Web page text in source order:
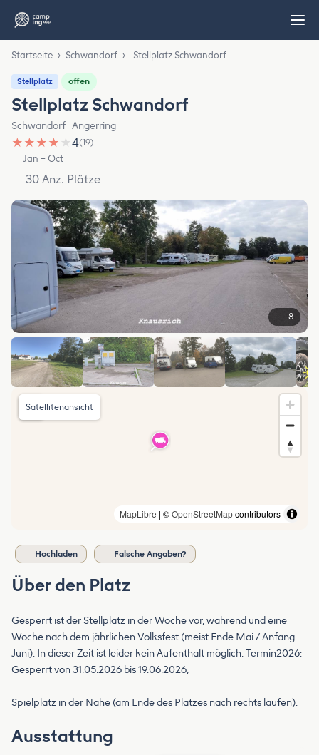
Startseite › Schwandorf › Stellplatz Schwandorf
Stellplatz offen
Stellplatz Schwandorf
Schwandorf · Angerring
★ ★ ★ ★ ★4(19)
Jan – Oct
30 Anz. Plätze
8
MapLibre | ©OpenStreetMapcontributors
Satellitenansicht
Hochladen Falsche Angaben?
Über den Platz
Gesperrt ist der Stellplatz in der Woche vor, während und eine
Woche nach dem jährlichen Volksfest (meist Ende Mai / Anfang
Juni). In dieser Zeit ist leider kein Aufenthalt möglich. Termin2026:
Gesperrt von 31.05.2026 bis 19.06.2026,
Spielplatz in der Nähe (am Ende des Platzes nach rechts laufen).
Ausstattung